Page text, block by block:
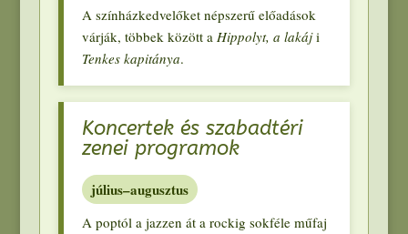
A színházkedvelőket népszerű előadások
várják, többek között a Hippolyt, a lakáji
Tenkes kapitánya.
Koncertek és szabadtéri
zenei programok
július–augusztus
A poptól a jazzen át a rockig sokféle műfaj